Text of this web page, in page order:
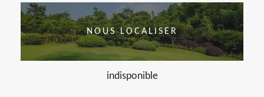
NOUS LOCALISER
indisponible